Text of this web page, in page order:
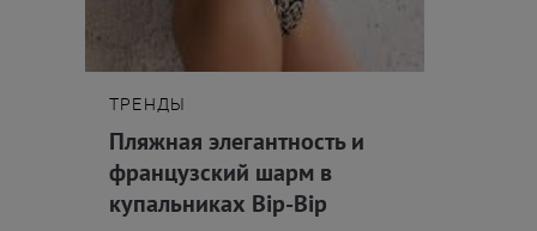
ТРЕНДЫ
Пляжная элегантность и
французский шарм в
купальниках Bip-Bip